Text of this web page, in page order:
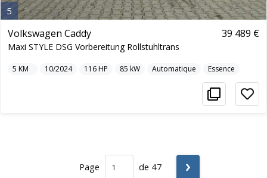
5
Volkswagen Caddy
Maxi STYLE DSG Vorbereitung Rollstuhltrans
39 489 €
5 KM 10/2024 116HP 85 kW Automatique Essence
Page de 47 ›